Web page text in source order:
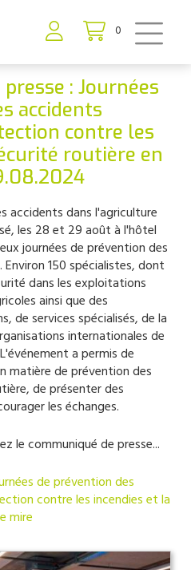
0
: Journées
accidents
contre les
routière en
accidents dans l'agriculture
les 28 et 29 août à l'hôtel
journées de prévention des
150 spécialistes, dont
dans les exploitations
ainsi que des
de services spécialisés, de la
internationales de
a permis de
matière de prévention des
de présenter des
les échanges.
le communiqué de presse...
de prévention des
contre les incendies et la
mire